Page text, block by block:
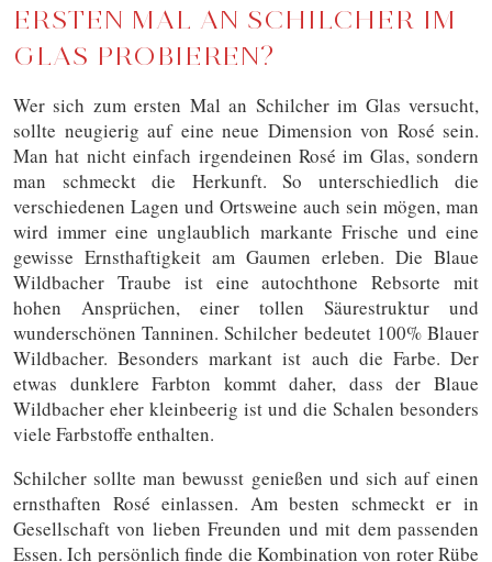
ERSTEN MAL AN SCHILCHER IM
GLAS PROBIEREN?
Wer sich zum ersten Mal an Schilcher im Glas versucht,
sollte neugierig auf eine neue Dimension von Rosé sein.
Man hat nicht einfach irgendeinen Rosé im Glas, sondern
man schmeckt die Herkunft. So unterschiedlich die
verschiedenen Lagen und Ortsweine auch sein mögen, man
wird immer eine unglaublich markante Frische und eine
gewisse Ernsthaftigkeit am Gaumen erleben. Die Blaue
Wildbacher Traube ist eine autochthone Rebsorte mit
hohen Ansprüchen, einer tollen Säurestruktur und
wunderschönen Tanninen. Schilcher bedeutet 100% Blauer
Wildbacher. Besonders markant ist auch die Farbe. Der
etwas dunklere Farbton kommt daher, dass der Blaue
Wildbacher eher kleinbeerig ist und die Schalen besonders
viele Farbstoffe enthalten.
Schilcher sollte man bewusst genießen und sich auf einen
ernsthaften Rosé einlassen. Am besten schmeckt er in
Gesellschaft von lieben Freunden und mit dem passenden
Essen. Ich persönlich finde die Kombination von roter Rübe